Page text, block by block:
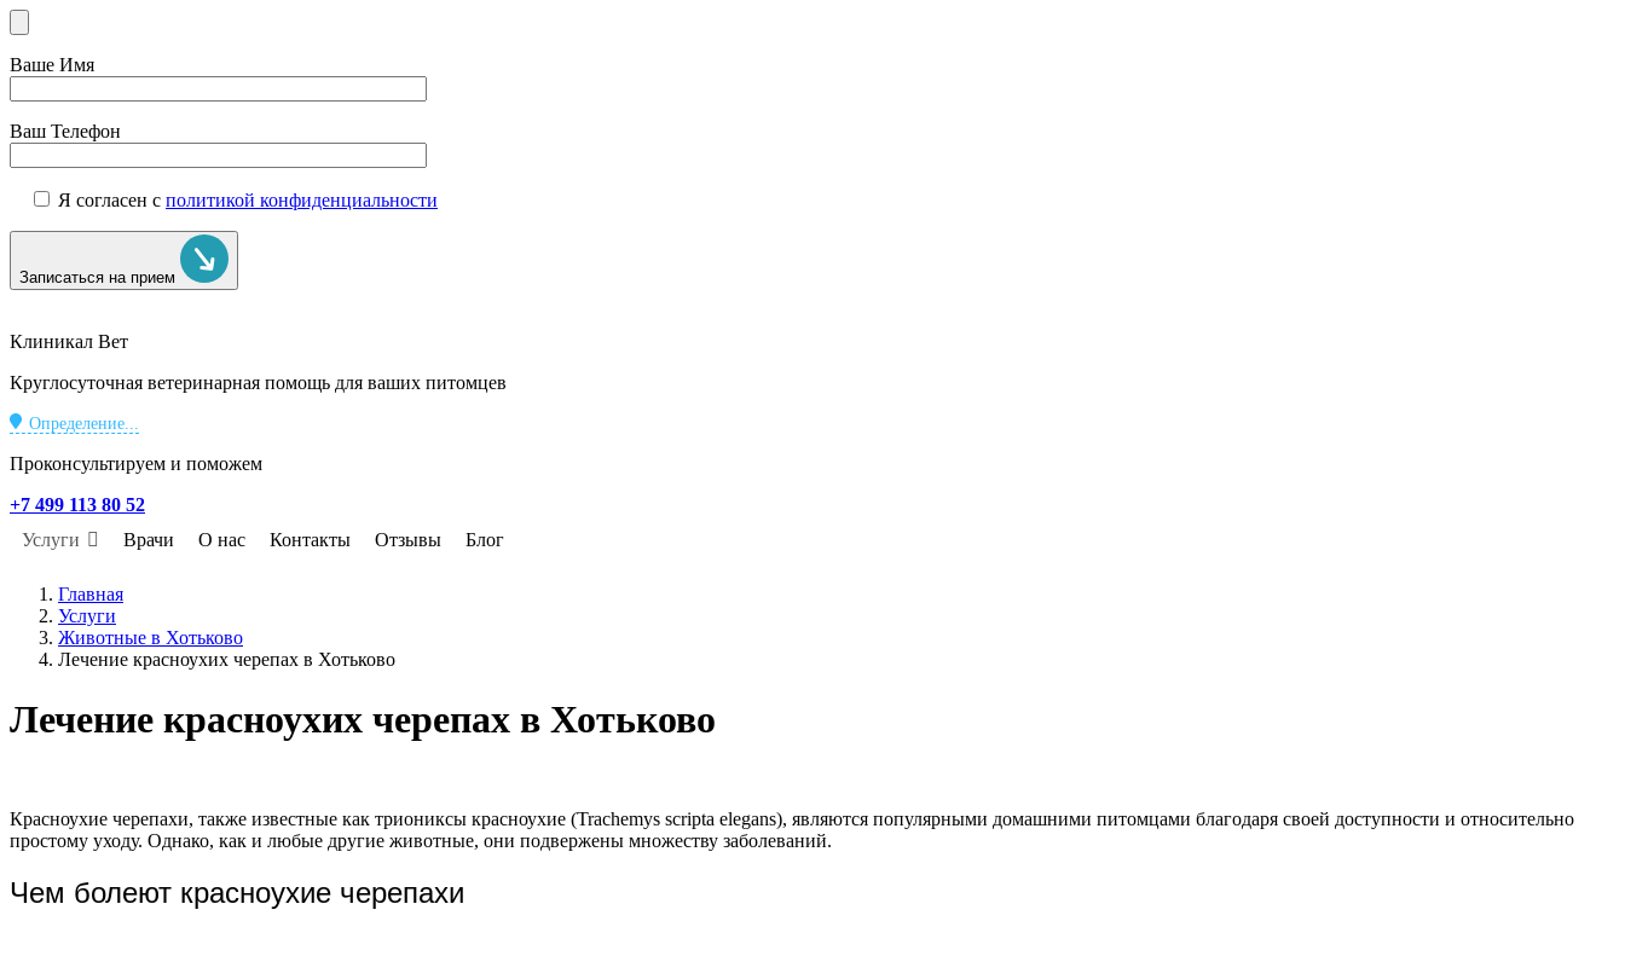
Ваше Имя
Ваш Телефон
Я согласен с политикой конфиденциальности
Записаться на прием
Клиникал Вет
Круглосуточная ветеринарная помощь для ваших питомцев
Определение...
Проконсультируем и поможем
+7 499 113 80 52
Услуги
Врачи О нас Контакты Отзывы Блог
Главная
Услуги
Животные в Хотьково
Лечение красноухих черепах в Хотьково
Лечение красноухих черепах в Хотьково
Красноухие черепахи, также известные как триониксы красноухие (Trachemys scripta elegans), являются популярными домашними питомцами благодаря своей доступности и относительно
простому уходу. Однако, как и любые другие животные, они подвержены множеству заболеваний.
Чем болеют красноухие черепахи